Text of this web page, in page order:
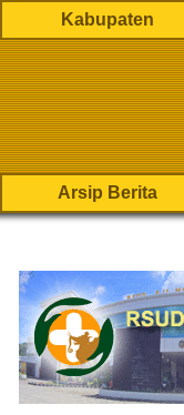
Kabupaten
Arsip Berita